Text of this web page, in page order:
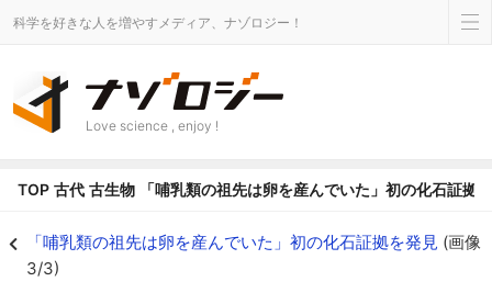
科学を好きな人を増やすメディア、ナゾロジー！
Love science , enjoy !
TOP 古代 古生物 「哺乳類の祖先は卵を産んでいた」初の化石証拠
「哺乳類の祖先は卵を産んでいた」初の化石証拠を発見 (画像
3/3)